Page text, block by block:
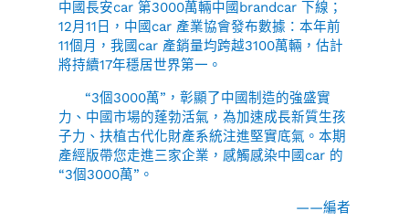
中國長安car 第3000萬輛中國brandcar 下線；
12月11日，中國car 產業協會發布數據：本年前
11個月，我國car 產銷量均跨越3100萬輛，估計
將持續17年穩居世界第一。
“3個3000萬”，彰顯了中國制造的強盛實
力、中國市場的蓬勃活氣，為加速成長新質生孩
子力、扶植古代化財產系統注進堅實底氣。本期
產經版帶您走進三家企業，感觸感染中國car 的
“3個3000萬”。
——編者